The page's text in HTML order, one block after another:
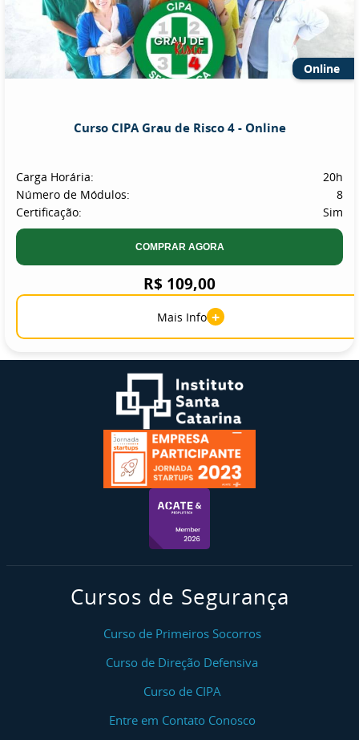
Online
Curso CIPA Grau de Risco 4 - Online
Carga Horária:
20h
Número de Módulos:
8
Certificação:
Sim
COMPRAR AGORA
R$ 109,00
Mais Info +
Cursos de Segurança
Curso de Primeiros Socorros
Curso de Direção Defensiva
Curso de CIPA
Entre em Contato Conosco